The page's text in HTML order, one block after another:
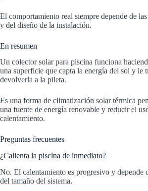
El comportamiento real siempre depende de
y del diseño de la instalación.
En resumen
Un colector solar para piscina funciona
una superficie que capta la energía del sol y le
devolverla a la pileta.
Es una forma de climatización solar térmica
una fuente de energía renovable y reducir el
calentamiento.
Preguntas frecuentes
¿Calienta la piscina de inmediato?
No. El calentamiento es progresivo y depende
del tamaño del sistema.